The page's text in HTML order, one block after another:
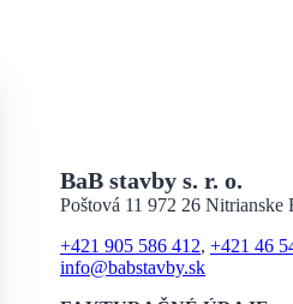
BaB stavby s. r. o.
Poštová 11 972 26 Nitrianske
+421 905 586 412, +421 46
info@babstavby.sk